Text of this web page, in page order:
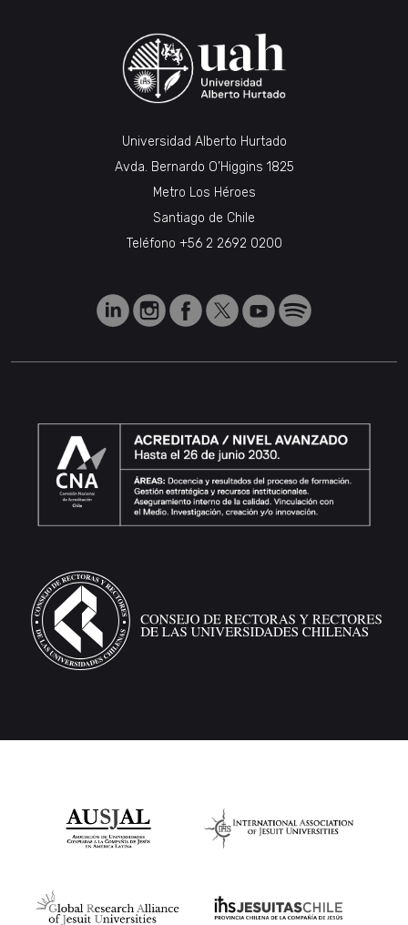
Universidad Alberto Hurtado
Avda. Bernardo O’Higgins 1825
Metro Los Héroes
Santiago de Chile
Teléfono +56 2 2692 0200